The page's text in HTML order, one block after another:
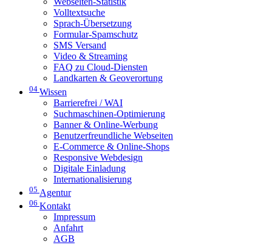
Volltextsuche
Sprach-Übersetzung
Formular-Spamschutz
SMS Versand
Video & Streaming
FAQ zu Cloud-Diensten
Landkarten & Geoverortung
04 Wissen
Barrierefrei / WAI
Suchmaschinen-Optimierung
Banner & Online-Werbung
Benutzerfreundliche Webseiten
E-Commerce & Online-Shops
Responsive Webdesign
Digitale Einladung
Internationalisierung
05 Agentur
06 Kontakt
Impressum
Anfahrt
AGB